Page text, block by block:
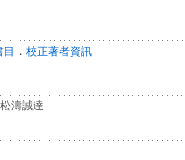
． 校正著者資訊
松濤誠達